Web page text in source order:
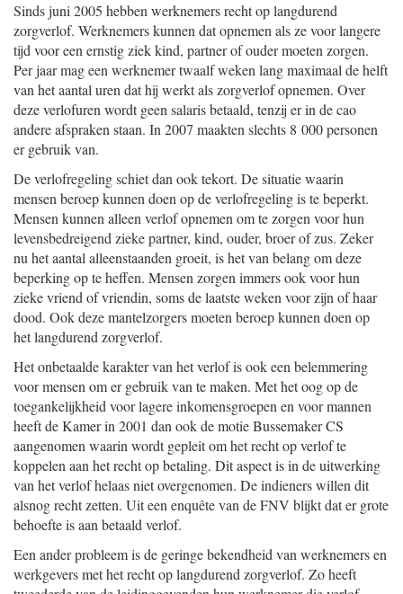
Sinds juni 2005 hebben werknemers recht op langdurend
zorgverlof. Werknemers kunnen dat opnemen als ze voor langere
tijd voor een ernstig ziek kind, partner of ouder moeten zorgen.
Per jaar mag een werknemer twaalf weken lang maximaal de helft
van het aantal uren dat hij werkt als zorgverlof opnemen. Over
deze verlofuren wordt geen salaris betaald, tenzij er in de cao
andere afspraken staan. In 2007 maakten slechts 8 000 personen
er gebruik van.
De verlofregeling schiet dan ook tekort. De situatie waarin
mensen beroep kunnen doen op de verlofregeling is te beperkt.
Mensen kunnen alleen verlof opnemen om te zorgen voor hun
levensbedreigend zieke partner, kind, ouder, broer of zus. Zeker
nu het aantal alleenstaanden groeit, is het van belang om deze
beperking op te heffen. Mensen zorgen immers ook voor hun
zieke vriend of vriendin, soms de laatste weken voor zijn of haar
dood. Ook deze mantelzorgers moeten beroep kunnen doen op
het langdurend zorgverlof.
Het onbetaalde karakter van het verlof is ook een belemmering
voor mensen om er gebruik van te maken. Met het oog op de
toegankelijkheid voor lagere inkomensgroepen en voor mannen
heeft de Kamer in 2001 dan ook de motie Bussemaker CS
aangenomen waarin wordt gepleit om het recht op verlof te
koppelen aan het recht op betaling. Dit aspect is in de uitwerking
van het verlof helaas niet overgenomen. De indieners willen dit
alsnog recht zetten. Uit een enquête van de FNV blijkt dat er grote
behoefte is aan betaald verlof.
Een ander probleem is de geringe bekendheid van werknemers en
werkgevers met het recht op langdurend zorgverlof. Zo heeft